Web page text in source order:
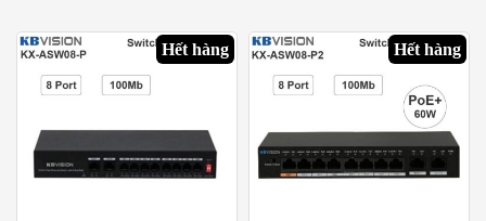
Hết hàng Hết hàng